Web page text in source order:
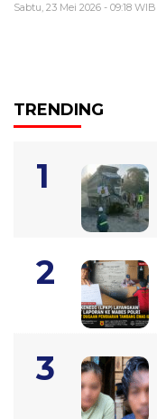
Sabtu, 23 Mei 2026 - 09:18 WIB
TRENDING